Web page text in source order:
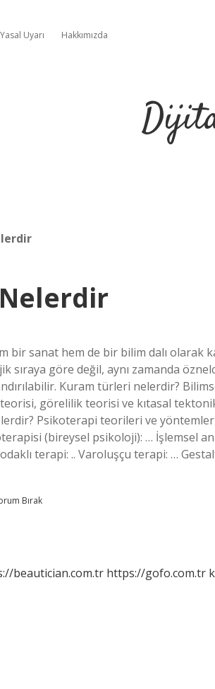
Yasal Uyarı Hakkımızda
bir sanat hem de bir bilim dalı
sıraya göre değil, aynı zamanda
Kuram türleri nelerdir?
görelilik teorisi ve kıtasal
Psikoterapi teorileri ve
(bireysel psikoloji): … İşlemsel
terapi: .. Varoluşçu terapi: …
Bırak
beautician.com.tr https://gofo.com.tr